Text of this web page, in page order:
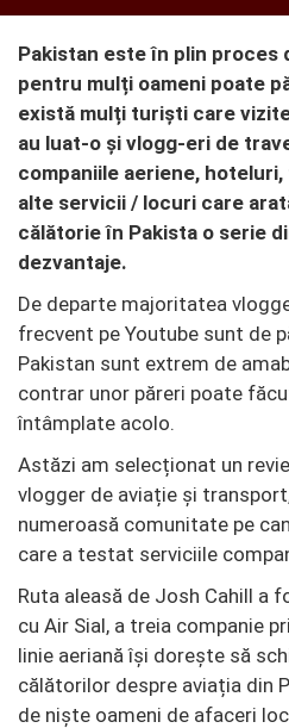
Pakistan este în plin
pentru mulți oameni poate
există mulți turiști care
au luat-o și vlogg-eri de
companiile aeriene,
alte servicii / locuri care
călătorie în Pakista o serie
dezvantaje.
De departe majoritatea
frecvent pe Youtube sunt de
Pakistan sunt extrem de
contrar unor păreri poate
întâmplate acolo.
Astăzi am selecționat un
vlogger de aviație și
numeroasă comunitate pe
care a testat serviciile
Ruta aleasă de Josh Cahill a
cu Air Sial, a treia companie
linie aeriană își dorește să
călătorilor despre aviația din
de niște oameni de afaceri